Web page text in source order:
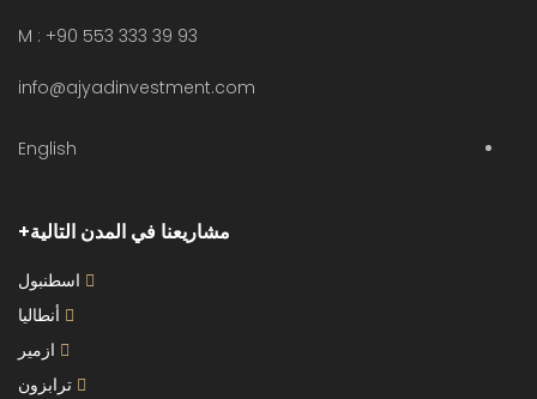
M : +90 553 333 39 93
info@ajyadinvestment.com
English
مشاريعنا في المدن التالية
اسطنبول
أنطاليا
ازمير
ترابزون